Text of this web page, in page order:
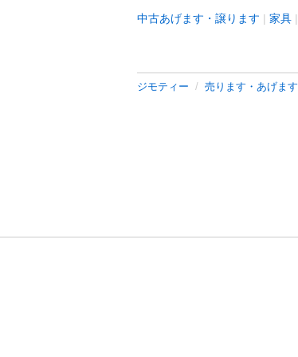
中古あげます・譲ります 家具
ジモティー 売ります・あげます